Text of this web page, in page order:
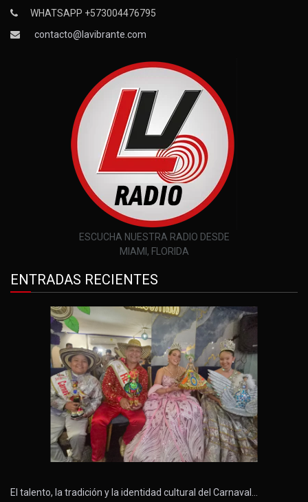
WHATSAPP +573004476795
contacto@lavibrante.com
ESCUCHA NUESTRA RADIO DESDE
MIAMI, FLORIDA
ENTRADAS RECIENTES
El talento, la tradición y la identidad cultural del Carnaval…